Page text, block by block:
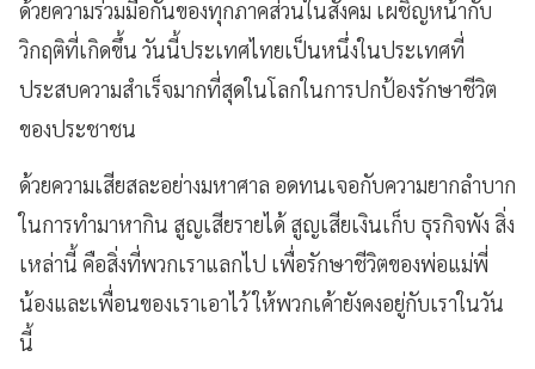
ด้วยความร่วมมือกันของทุกภาคส่วนในสังคม เผชิญหน้ากับ
วิกฤติที่เกิดขึ้น วันนี้ประเทศไทยเป็นหนึ่งในประเทศที่
ประสบความสำเร็จมากที่สุดในโลกในการปกป้องรักษาชีวิต
ของประชาชน
ด้วยความเสียสละอย่างมหาศาล อดทนเจอกับความยากลำบาก
ในการทำมาหากิน สูญเสียรายได้ สูญเสียเงินเก็บ ธุรกิจพัง สิ่ง
เหล่านี้ คือสิ่งที่พวกเราแลกไป เพื่อรักษาชีวิตของพ่อแม่พี่
น้องและเพื่อนของเราเอาไว้ ให้พวกเค้ายังคงอยู่กับเราในวัน
นี้